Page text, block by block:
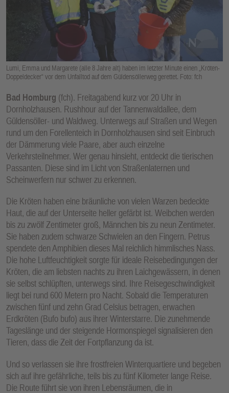
Lumi, Emma und Margarete (alle 8 Jahre alt) haben im letzter Minute einen „Kröten-
Doppeldecker“ vor dem Unfalltod auf dem Güldensöllerweg gerettet. Foto: fch
Bad Homburg (fch). Freitagabend kurz vor 20 Uhr in
Dornholzhausen. Rushhour auf der Tannenwaldallee, dem
Güldensöller- und Waldweg. Unterwegs auf Straßen und Wegen
rund um den Forellenteich in Dornholzhausen sind seit Einbruch
der Dämmerung viele Paare, aber auch einzelne
Verkehrsteilnehmer. Wer genau hinsieht, entdeckt die tierischen
Passanten. Diese sind im Licht von Straßenlaternen und
Scheinwerfern nur schwer zu erkennen.
Die Kröten haben eine bräunliche von vielen Warzen bedeckte
Haut, die auf der Unterseite heller gefärbt ist. Weibchen werden
bis zu zwölf Zentimeter groß, Männchen bis zu neun Zentimeter.
Sie haben zudem schwarze Schwielen an den Fingern. Petrus
spendete den Amphibien dieses Mal reichlich himmlisches Nass.
Die hohe Luftfeuchtigkeit sorgte für ideale Reisebedingungen der
Kröten, die am liebsten nachts zu ihren Laichgewässern, in denen
sie selbst schlüpften, unterwegs sind. Ihre Reisegeschwindigkeit
liegt bei rund 600 Metern pro Nacht. Sobald die Temperaturen
zwischen fünf und zehn Grad Celsius betragen, erwachen
Erdkröten (Bufo bufo) aus ihrer Winterstarre. Die zunehmende
Tageslänge und der steigende Hormonspiegel signalisieren den
Tieren, dass die Zeit der Fortpflanzung da ist.
Und so verlassen sie ihre frostfreien Winterquartiere und begeben
sich auf ihre gefährliche, teils bis zu fünf Kilometer lange Reise.
Die Route führt sie von ihren Lebensräumen, die in
E
N